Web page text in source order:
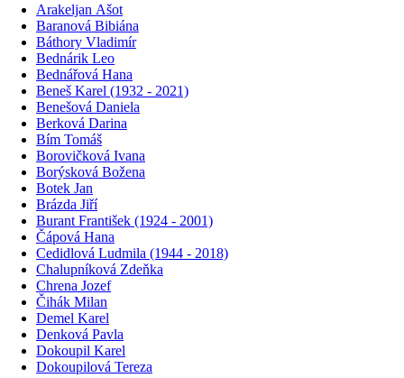
Arakeljan Ašot
Baranová Bibiána
Báthory Vladimír
Bednárik Leo
Bednářová Hana
Beneš Karel (1932 - 2021)
Benešová Daniela
Berková Darina
Bím Tomáš
Borovičková Ivana
Borýsková Božena
Botek Jan
Brázda Jiří
Burant František (1924 - 2001)
Čápová Hana
Cedidlová Ludmila (1944 - 2018)
Chalupníková Zdeňka
Chrena Jozef
Čihák Milan
Demel Karel
Denková Pavla
Dokoupil Karel
Dokoupilová Tereza